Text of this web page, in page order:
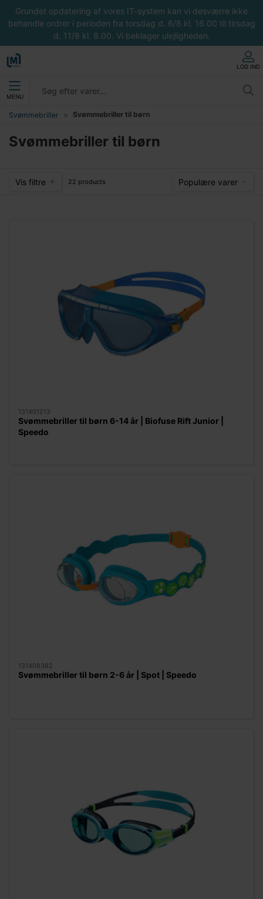
Grundet opdatering af vores IT-system kan vi desværre ikke
behandle ordrer i perioden fra torsdag d. 6/8 kl. 16.00 til tirsdag
d. 11/8 kl. 8.00. Vi beklager ulejligheden.
LOG IND
MENU
Svømmebriller Svømmebriller til børn
Svømmebriller til børn
Vis filtre 22 products Populære varer
131401213
Svømmebriller til børn 6-14 år | Biofuse Rift Junior |
Speedo
131408382
Svømmebriller til børn 2-6 år | Spot | Speedo